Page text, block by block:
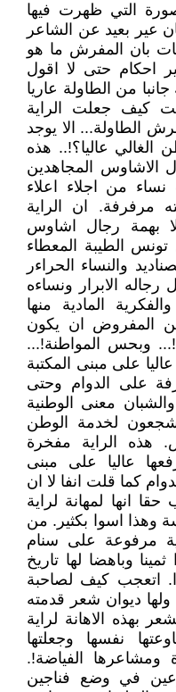
التي ظهرت فيها
عير بعيد عن الشاعر
بان المفرش ما هو
احكام حتى لا اقول
من الطاولة عاريا
كيف جعلت الراية
الطاولة... الا يوجد
الغالي عاليا؟!.. هذه
الاشاوس المجاهدين
نساء من اجلاء اعلاء
مرفرفة. ان الراية
بهمة رجال اشاوس
الطيبة المعطاء
والنساء الحراءر
الابرار ونساءه
المادية منها
من المفروض ان يكون
وبحس المواطنة!...
على مبنى المكتبة
على الدوام وحتى
معنى الوطنية
لخدمة الوطن
هذه الراية مفخرة
عاليا على مبنى
كما قلت انفا لا ان
انها لمهانة لراية
وهذا اسوا بكثير. من
مرفوعة على سنام
وباهضا لها تاريخ
اتعجب كيف لصاحبة
ديوان شعر قدمته
بهذه الاهانة لراية
نفسها وجعلتها
الفياضة!.
في وضع فناجين